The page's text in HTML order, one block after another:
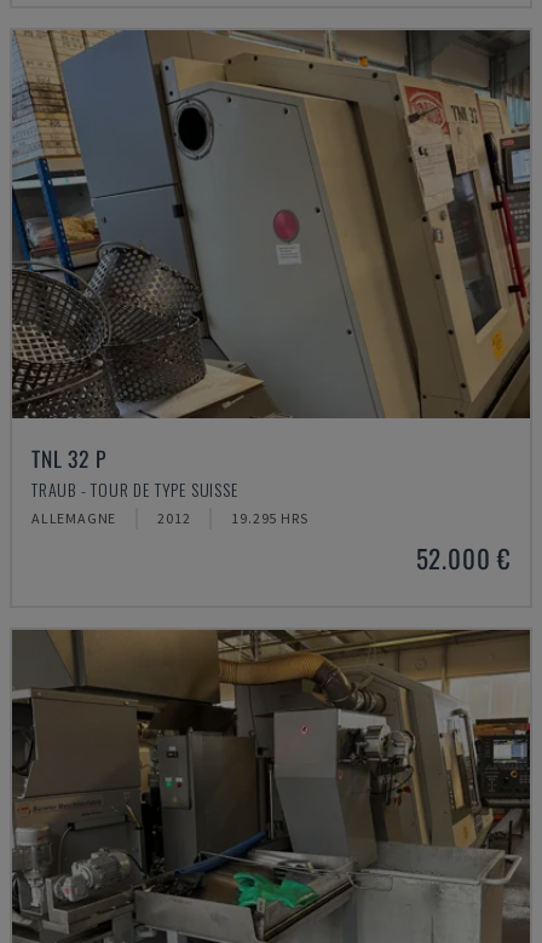
TNL 32 P
TRAUB - TOUR DE TYPE SUISSE
ALLEMAGNE 2012 19.295 HRS
52.000 €